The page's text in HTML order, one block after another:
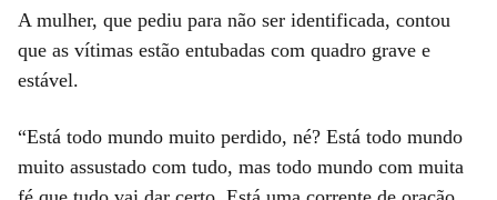
A mulher, que pediu para não ser identificada, contou
que as vítimas estão entubadas com quadro grave e
estável.
“Está todo mundo muito perdido, né? Está todo mundo
muito assustado com tudo, mas todo mundo com muita